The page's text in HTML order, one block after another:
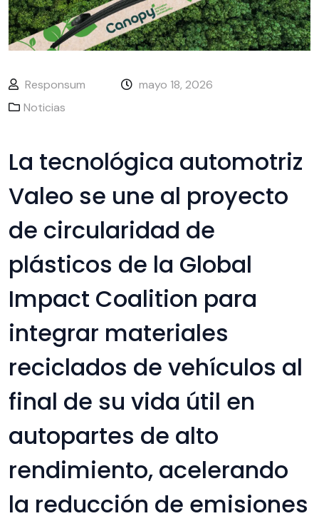
Responsum
mayo 18, 2026
Noticias
La tecnológica automotriz
Valeo se une al proyecto
de circularidad de
plásticos de la Global
Impact Coalition para
integrar materiales
reciclados de vehículos al
final de su vida útil en
autopartes de alto
rendimiento, acelerando
la reducción de emisiones